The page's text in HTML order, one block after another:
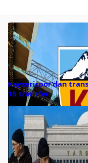
Kayserispor’dan
15 transfer